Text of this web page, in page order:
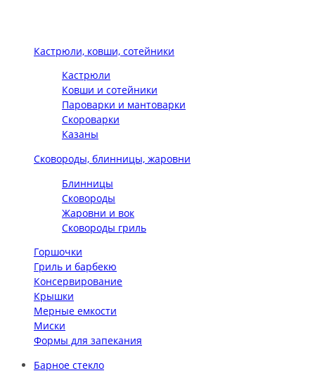
Кастрюли, ковши, сотейники
Кастрюли
Ковши и сотейники
Пароварки и мантоварки
Скороварки
Казаны
Сковороды, блинницы, жаровни
Блинницы
Сковороды
Жаровни и вок
Сковороды гриль
Горшочки
Гриль и барбекю
Консервирование
Крышки
Мерные емкости
Миски
Формы для запекания
Барное стекло